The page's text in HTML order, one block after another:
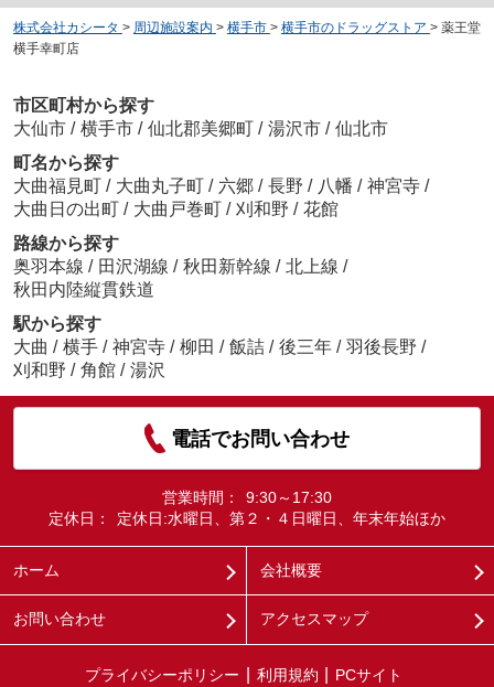
株式会社カシータ > 周辺施設案内 > 横手市 > 横手市のドラッグストア > 薬王堂
横手幸町店
市区町村から探す
大仙市 / 横手市 / 仙北郡美郷町 / 湯沢市 / 仙北市
町名から探す
大曲福見町 / 大曲丸子町 / 六郷 / 長野 / 八幡 / 神宮寺 /
大曲日の出町 / 大曲戸巻町 / 刈和野 / 花館
路線から探す
奥羽本線 / 田沢湖線 / 秋田新幹線 / 北上線 /
秋田内陸縦貫鉄道
駅から探す
大曲 / 横手 / 神宮寺 / 柳田 / 飯詰 / 後三年 / 羽後長野 /
刈和野 / 角館 / 湯沢
電話でお問い合わせ
営業時間：
9:30～17:30
定休日：
定休日:水曜日、第２・４日曜日、年末年始ほか
ホーム 会社概要
お問い合わせ アクセスマップ
プライバシーポリシー 利用規約 PCサイト